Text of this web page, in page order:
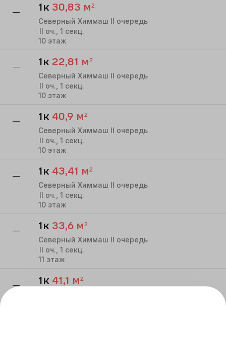
— 1к 30,83 м²
Северный Химмаш II очередь
II оч., 1 секц.
10 этаж
— 1к 22,81 м²
Северный Химмаш II очередь
II оч., 1 секц.
10 этаж
— 1к 40,9 м²
Северный Химмаш II очередь
II оч., 1 секц.
10 этаж
— 1к 43,41 м²
Северный Химмаш II очередь
II оч., 1 секц.
10 этаж
— 1к 33,6 м²
Северный Химмаш II очередь
II оч., 1 секц.
11 этаж
— 1к 41,1 м²